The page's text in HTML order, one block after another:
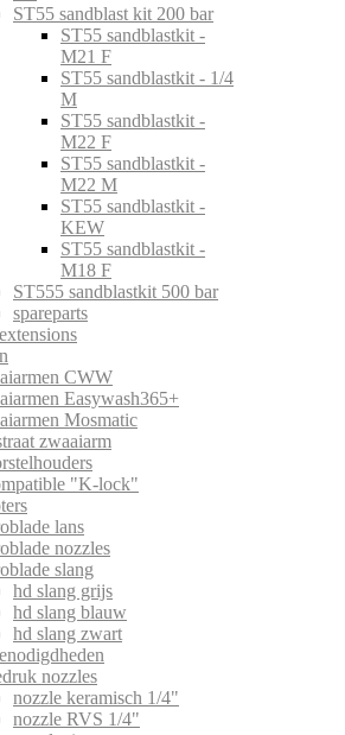
ST55 sandblast kit 200 bar
ST55 sandblastkit -
M21 F
ST55 sandblastkit - 1/4
M
ST55 sandblastkit -
M22 F
ST55 sandblastkit -
M22 M
ST55 sandblastkit -
KEW
ST55 sandblastkit -
M18 F
ST555 sandblastkit 500 bar
spareparts
CWW
Easywash365+
Mosmatic
zwaaiarm
"K-lock"
lans
nozzles
slang
hd slang grijs
hd slang blauw
hd slang zwart
nozzles
nozzle keramisch 1/4"
nozzle RVS 1/4"